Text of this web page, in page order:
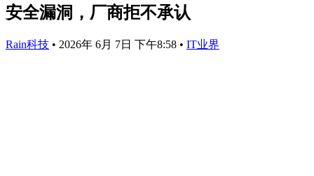
安全漏洞，厂商拒不承认
Rain科技 • 2026年 6月 7日 下午8:58 • IT业界